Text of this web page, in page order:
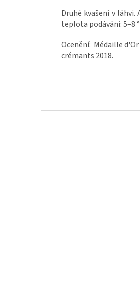
Druhé kvašení v
teplota podávání: 5–8
Ocenění: Médaille
crémants 2018.